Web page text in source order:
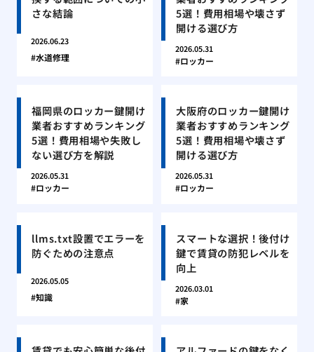
さな結論
2026.06.23
水道修理
5選！費用相場や壊さず
開ける選び方
2026.05.31
ロッカー
福岡県のロッカー鍵開け
業者おすすめランキング
5選！費用相場や失敗し
ない選び方を解説
2026.05.31
ロッカー
大阪府のロッカー鍵開け
業者おすすめランキング
5選！費用相場や壊さず
開ける選び方
2026.05.31
ロッカー
llms.txt設置でエラーを
防ぐための注意点
2026.05.05
知識
スマートな選択！後付け
鍵で賃貸の防犯レベルを
向上
2026.03.01
家